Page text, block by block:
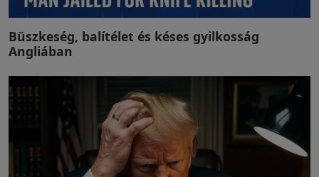
Büszkeség, balítélet és késes gyilkosság
Angliában